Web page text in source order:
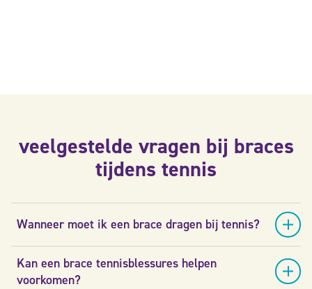
veelgestelde vragen bij braces
tijdens tennis
Wanneer moet ik een brace dragen bij tennis?
Kan een brace tennisblessures helpen
voorkomen?